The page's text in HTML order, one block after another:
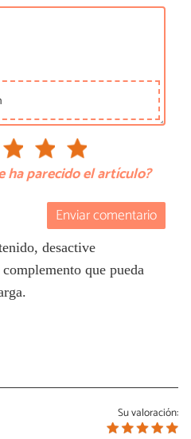
ha parecido el artículo?
Enviar comentario
desactive
que pueda
Su valoración: